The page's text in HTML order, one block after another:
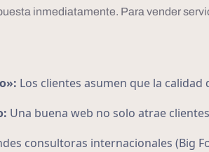
inmediatamente. Para vender
Los clientes asumen que la
Una buena web no solo atrae
consultoras internacionales (Big